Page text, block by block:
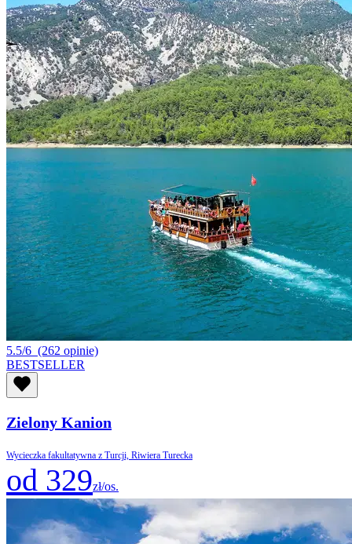
5.5/6 (262 opinie)
BESTSELLER
Zielony Kanion
Wycieczka fakultatywna z Turcji, Riwiera Turecka
od 329zł/os.